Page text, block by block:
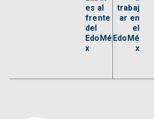
es al
frente
del
EdoMé
x
trabaj
ar en
el
EdoMé
x